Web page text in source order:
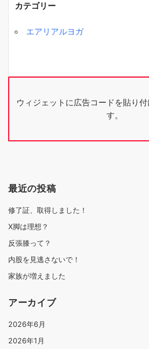
カテゴリー
エアリアルヨガ
ウィジェットに広告コードを貼り
す。
最近の投稿
修了証、取得しました！
X脚は理想？
反張膝って？
内股を見逃さないで！
家族が増えました
アーカイブ
2026年6月
2026年1月